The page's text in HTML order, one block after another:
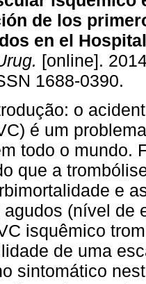
de los
en el
[online].
1688-0390.
o
é um
todo o mundo.
que a
e
(nível de
isquêmico
de uma
sintomático